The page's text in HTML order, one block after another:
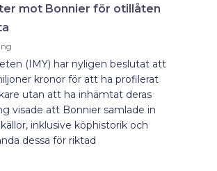
mot Bonnier för otillåten
(IMY) har nyligen beslutat att
kronor för att ha profilerat
utan att ha inhämtat deras
visade att Bonnier samlade in
inklusive köphistorik och
dessa för riktad